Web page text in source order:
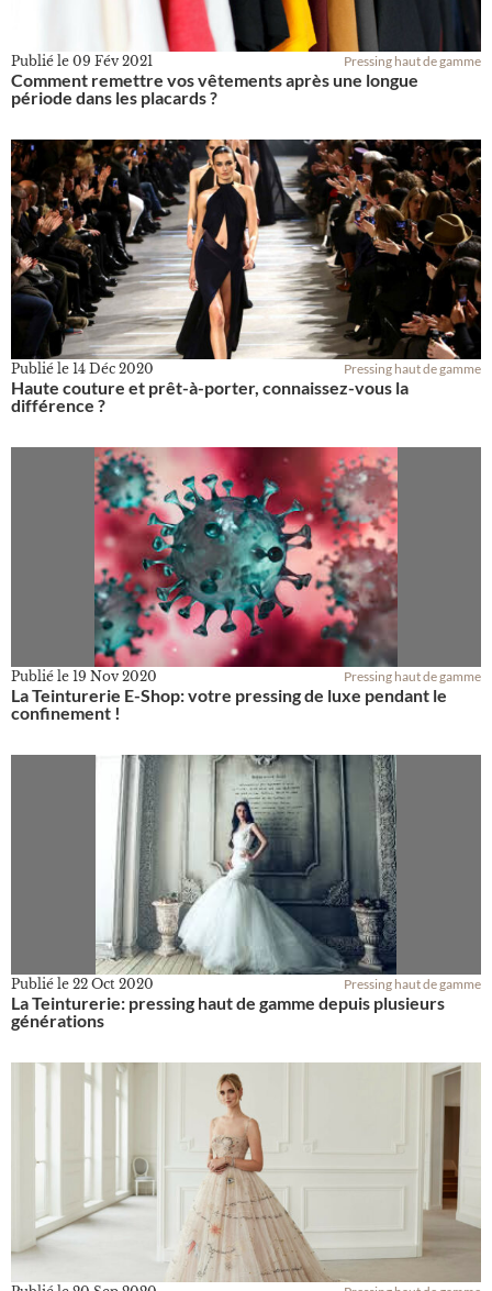
Publié le 09 Fév 2021 Pressing haut de gamme
Comment remettre vos vêtements après une longue
période dans les placards ?
Publié le 14 Déc 2020 Pressing haut de gamme
Haute couture et prêt-à-porter, connaissez-vous la
différence ?
Publié le 19 Nov 2020 Pressing haut de gamme
La Teinturerie E-Shop: votre pressing de luxe pendant le
confinement !
Publié le 22 Oct 2020 Pressing haut de gamme
La Teinturerie: pressing haut de gamme depuis plusieurs
générations